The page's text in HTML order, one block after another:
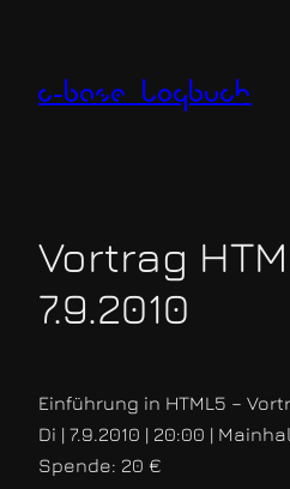
springen
c-base logbuch
Vortrag
7.9.2010
Einführung in HTML5 –
Di | 7.9.2010 | 20:00 |
Spende: 20 €